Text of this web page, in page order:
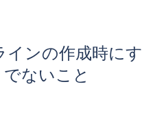
インの作成時にす
ないこと